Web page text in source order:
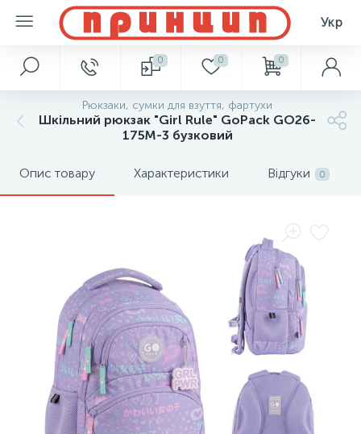
Укр
0 0 0
Рюкзаки, сумки для взуття, фартухи
Шкільний рюкзак "Girl Rule" GoPack GO26-
175M-3 бузковий
Опис товару Характеристики Відгуки 0